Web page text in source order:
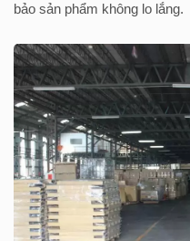
bảo sản phẩm không lo lắng.